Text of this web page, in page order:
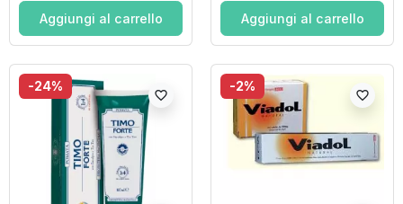
Aggiungi al carrello Aggiungi al carrello
-24%
favorite_border
-2%
favorite_border